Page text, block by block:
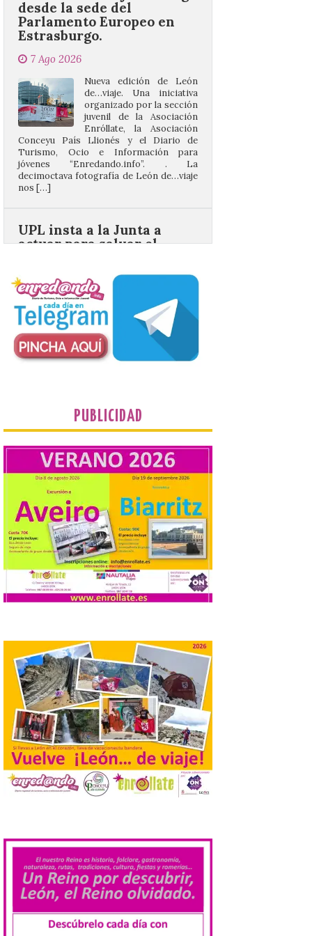
7 Ago 2026
Nueva edición de León
juvenil de la Asociación
Enróllate, la Asociación
Conceyu País Llionés y el Diario de
Turismo, Ocio e Información para
jóvenes “Enredando.info”. . La
decimoctava fotografía de León de…viaje
nos […]
UPL insta a la Junta a
BIC en estado de ruina
Un Bien de Interés
Cultural abandonado
desde 1949. Los
procuradores leonesistas
plantean que la Junta
contacte cuanto antes con los
propietarios para exigirles medidas
inmediatas que frenen el deterioro y el
La Universidad de León
programación del evento
del eclipse solar que
organiza con la ESA y el
Ayuntamiento
7 Ago 2026
Los materiales ya pueden
recogerse gratuitamente
en la Oficina de
Información Turística de
León e incluyen, además
del programa del evento, una guía
de agosto de 2026. La programación […]
Laciana comienza su
programación para
disfrutar el eclipse total
del 12 de agosto
7 Ago 2026
Durante los días 1 y 2 de
agosto, tanto el público
infantil como el adulto
en el polideportivo municipal, con pases
de mañana dedicados preferentemente al
público infantil y, el resto del […]
Más de 200.000 jóvenes
nacidos en 2008 ya han
solicitado el Bono Cultural
PUBLICIDAD